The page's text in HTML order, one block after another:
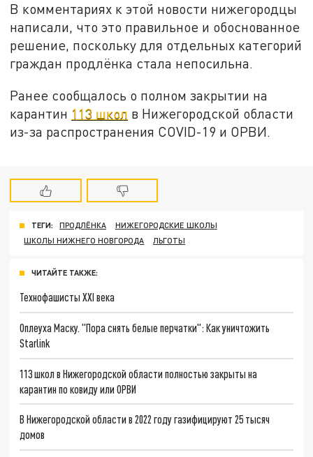
В комментариях к этой новости нижегородцы
написали, что это правильное и обоснованное
решение, поскольку для отдельных категорий
граждан продлёнка стала непосильна.
Ранее сообщалось о полном закрытии на
карантин 113 школ в Нижегородской области
из-за распространения COVID-19 и ОРВИ.
ТЕГИ: ПРОДЛЁНКА
НИЖЕГОРОДСКИЕ ШКОЛЫ
ШКОЛЫ НИЖНЕГО НОВГОРОДА
ЛЬГОТЫ
ЧИТАЙТЕ ТАКЖЕ:
Технофашисты XXI века
Оплеуха Маску. "Пора снять белые перчатки": Как уничтожить
Starlink
113 школ в Нижегородской области полностью закрыты на
карантин по ковиду или ОРВИ
В Нижегородской области в 2022 году газифицируют 25 тысяч
домов